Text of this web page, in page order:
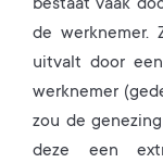
bestaat vaak
de werknemer.
uitvalt door
werknemer
zou de
deze een